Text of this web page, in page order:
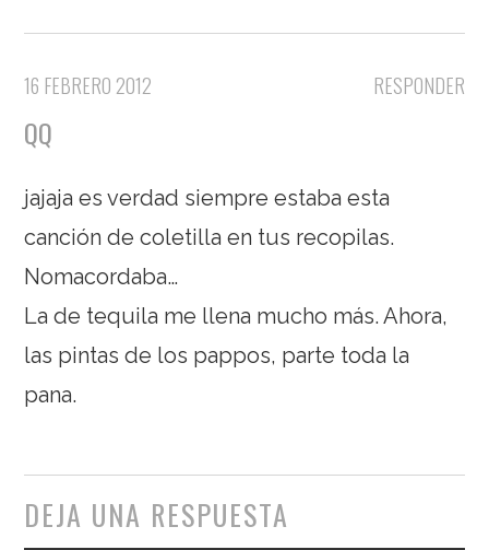
RESPONDER
16 FEBRERO 2012
QQ
jajaja es verdad siempre estaba esta
canción de coletilla en tus recopilas.
Nomacordaba…
La de tequila me llena mucho más. Ahora,
las pintas de los pappos, parte toda la
pana.
DEJA UNA RESPUESTA